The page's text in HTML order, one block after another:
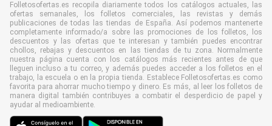
Folletosofertas.es recopila diariamente todos los catálogos actuales, las
ofertas semanales, los folletos comerciales, las revistas y demás
publicaciones de todas las tiendas de España. Así podemos mantenerte
completamente informado/a sobre las promociones de los folletos, los
descuentos y las ofertas que te interesan y también puedes encontrar
chollos, rebajas y descuentos en las tiendas de tu zona. Normalmente
nuestra página cuenta con los catálogos más recientes antes de que
lleguen incluso a tu correo, y además puedes acceder a los folletos en el
trabajo, la escuela o en la propia tienda. Establece Folletosofertas.es como
favorita para ahorrar mucho tiempo y dinero. Es más, al leer los folletos de
manera digital también contribuyes a combatir el desperdicio de papel y
ayudar al medioambiente.